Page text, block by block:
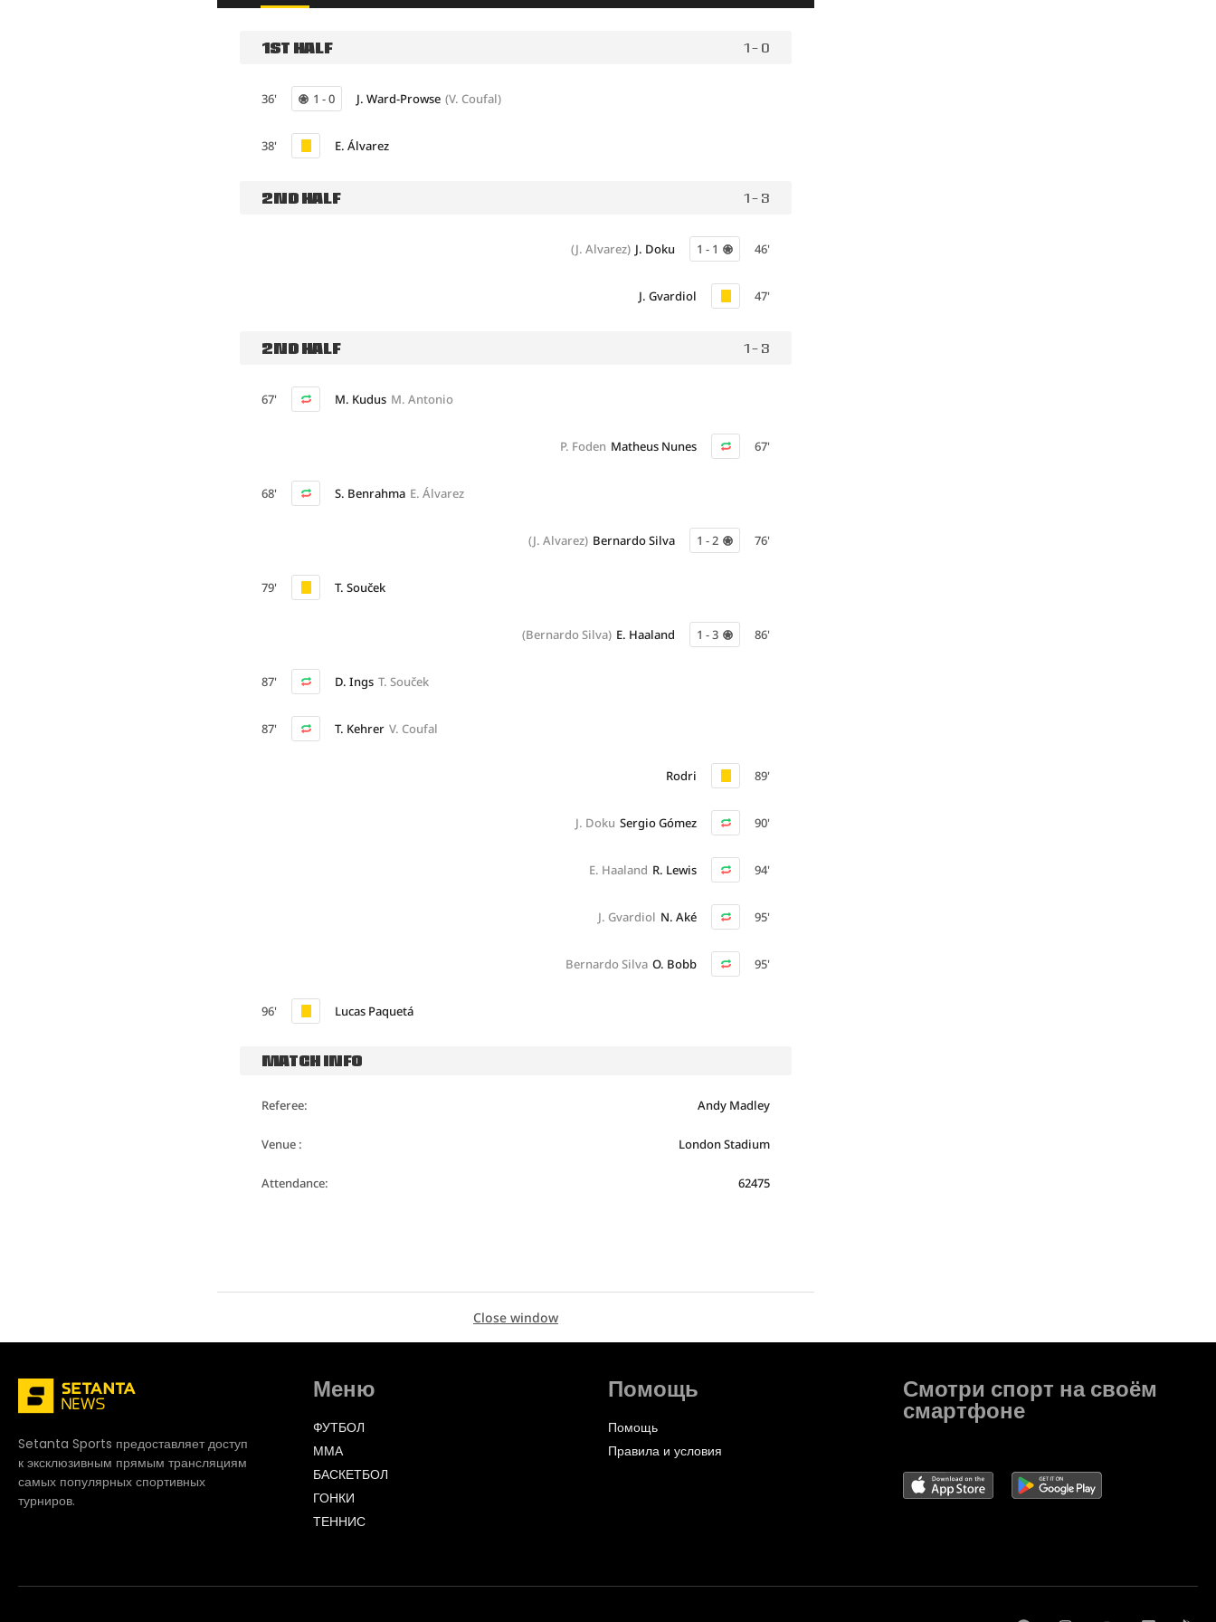
1ST HALF 1 - 0
36' 1 - 0 J. Ward-Prowse (V. Coufal)
38' E. Álvarez
2ND HALF 1 - 3
46'
1 - 1
J. Doku
(J. Alvarez)
47'
J. Gvardiol
2ND HALF 1 - 3
67' M. Kudus M. Antonio
67'
Matheus Nunes
P. Foden
68' S. Benrahma E. Álvarez
76'
1 - 2
Bernardo Silva
(J. Alvarez)
79' T. Souček
86'
1 - 3
E. Haaland
(Bernardo Silva)
87' D. Ings T. Souček
87' T. Kehrer V. Coufal
89'
Rodri
90'
Sergio Gómez
J. Doku
94'
R. Lewis
E. Haaland
95'
N. Aké
J. Gvardiol
95'
O. Bobb
Bernardo Silva
96' Lucas Paquetá
MATCH INFO
Referee: Andy Madley
Venue : London Stadium
Attendance: 62475
Close window
Setanta Sports предоставляет доступ
к эксклюзивным прямым трансляциям
самых популярных спортивных
турниров.
Меню
ФУТБОЛ
ММА
БАСКЕТБОЛ
ГОНКИ
ТЕННИС
Помощь
Помощь
Правила и условия
Смотри спорт на своём
смартфоне